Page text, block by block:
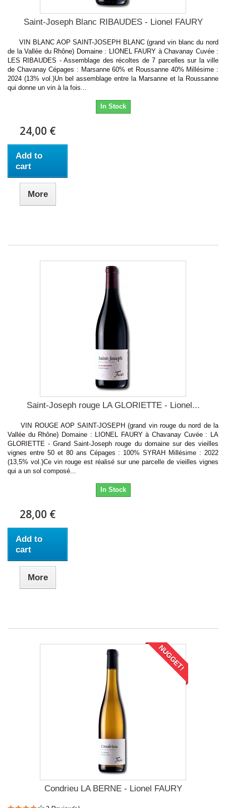
Saint-Joseph Blanc RIBAUDES - Lionel FAURY
VIN BLANC AOP SAINT-JOSEPH BLANC (grand vin blanc du nord
de la Vallée du Rhône) Domaine : LIONEL FAURY à Chavanay Cuvée :
LES RIBAUDES - Assemblage des récoltes de 7 parcelles sur la ville
de Chavanay Cépages : Marsanne 60% et Roussanne 40% Millésime :
2024 (13% vol.)Un bel assemblage entre la Marsanne et la Roussanne
qui donne un vin à la fois...
In Stock
24,00 €
Add to
cart
More
Saint-Joseph rouge LA GLORIETTE - Lionel...
VIN ROUGE AOP SAINT-JOSEPH (grand vin rouge du nord de la
Vallée du Rhône) Domaine : LIONEL FAURY à Chavanay Cuvée : LA
GLORIETTE - Grand Saint-Joseph rouge du domaine sur des vieilles
vignes entre 50 et 80 ans Cépages : 100% SYRAH Millésime : 2022
(13,5% vol.)Ce vin rouge est réalisé sur une parcelle de vieilles vignes
qui a un sol composé...
In Stock
28,00 €
Add to
cart
More
NUGGET!
Condrieu LA BERNE - Lionel FAURY